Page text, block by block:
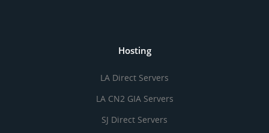
Hosting
LA Direct Servers
LA CN2 GIA Servers
SJ Direct Servers